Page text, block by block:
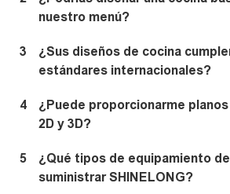
nuestro menú?
3
¿Sus diseños de cocina
estándares internacionales?
4
¿Puede proporcionarme
2D y 3D?
5
¿Qué tipos de equipamiento
suministrar SHINELONG?